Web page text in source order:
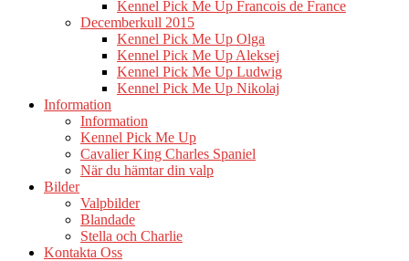
Kennel Pick Me Up Francois de France
Decemberkull 2015
Kennel Pick Me Up Olga
Kennel Pick Me Up Aleksej
Kennel Pick Me Up Ludwig
Kennel Pick Me Up Nikolaj
Information
Information
Kennel Pick Me Up
Cavalier King Charles Spaniel
När du hämtar din valp
Bilder
Valpbilder
Blandade
Stella och Charlie
Kontakta Oss